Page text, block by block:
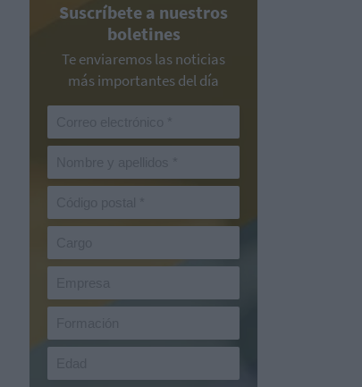
Suscríbete a nuestros
boletines
Te enviaremos las noticias
más importantes del día